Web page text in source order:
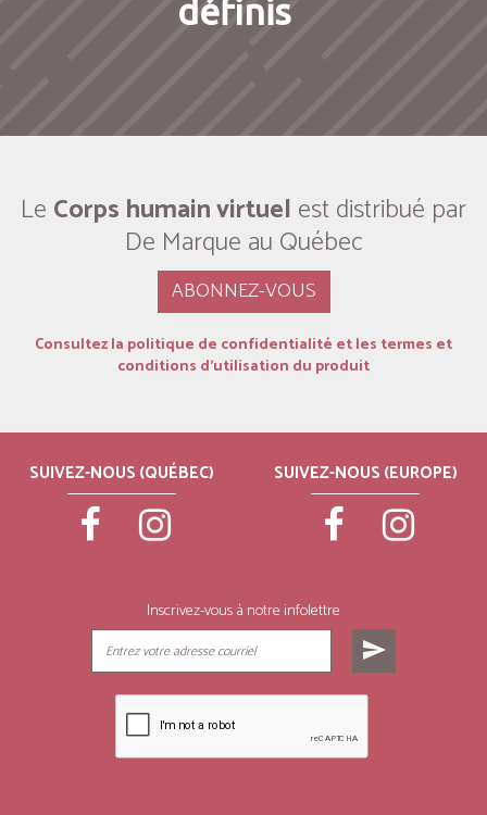
définis
Le Corps humain virtuel est distribué par
De Marque au Québec
ABONNEZ-VOUS
Consultez la politique de confidentialité et les termes et
conditions d’utilisation du produit
SUIVEZ-NOUS (QUÉBEC) SUIVEZ-NOUS (EUROPE)
Inscrivez-vous à notre infolettre
send